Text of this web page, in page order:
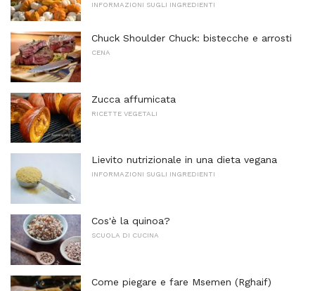
INFORMAZIONI SUGLI INGREDIENTI
Chuck Shoulder Chuck: bistecche e arrosti
CENA
Zucca affumicata
RICETTE VEGETALI
Lievito nutrizionale in una dieta vegana
INFORMAZIONI SUGLI INGREDIENTI
Cos'è la quinoa?
SCUOLA DI CUCINA
Come piegare e fare Msemen (Rghaif)